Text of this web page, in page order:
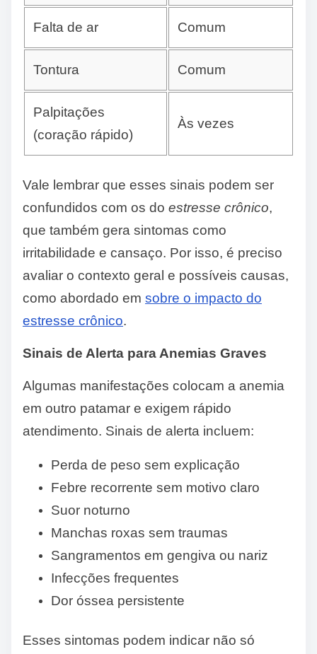
Falta de ar Comum
Tontura Comum
Palpitações
(coração rápido)
Às vezes
Vale lembrar que esses sinais podem ser
confundidos com os do estresse crônico,
que também gera sintomas como
irritabilidade e cansaço. Por isso, é preciso
avaliar o contexto geral e possíveis causas,
como abordado em sobre o impacto do
estresse crônico.
Sinais de Alerta para Anemias Graves
Algumas manifestações colocam a anemia
em outro patamar e exigem rápido
atendimento. Sinais de alerta incluem:
Perda de peso sem explicação
Febre recorrente sem motivo claro
Suor noturno
Manchas roxas sem traumas
Sangramentos em gengiva ou nariz
Infecções frequentes
Dor óssea persistente
Esses sintomas podem indicar não só